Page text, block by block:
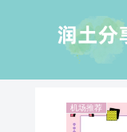
机场推荐